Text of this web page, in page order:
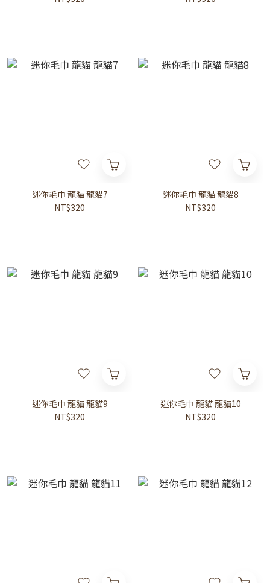
迷你毛巾 龍貓 龍貓7
NT$320
迷你毛巾 龍貓 龍貓8
NT$320
迷你毛巾 龍貓 龍貓9
NT$320
迷你毛巾 龍貓 龍貓10
NT$320